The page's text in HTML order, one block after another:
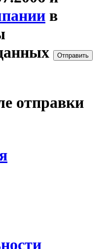
в
Отправить
отправки